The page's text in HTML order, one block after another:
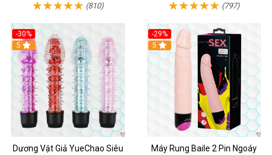
(810) (797)
-30%
Hot
5
Dương Vật Giả YueChao Siêu
-29%
Hot
5
Máy Rung Baile 2 Pin Ngoáy